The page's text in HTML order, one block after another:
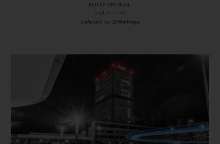
Enthält 19% Mwst.
zzgl.
Versand
Lieferzeit: ca. 10 Werktage
Dieses Produkt weist mehrere Varianten auf. Die Optionen können auf der Produktseite gewählt werden